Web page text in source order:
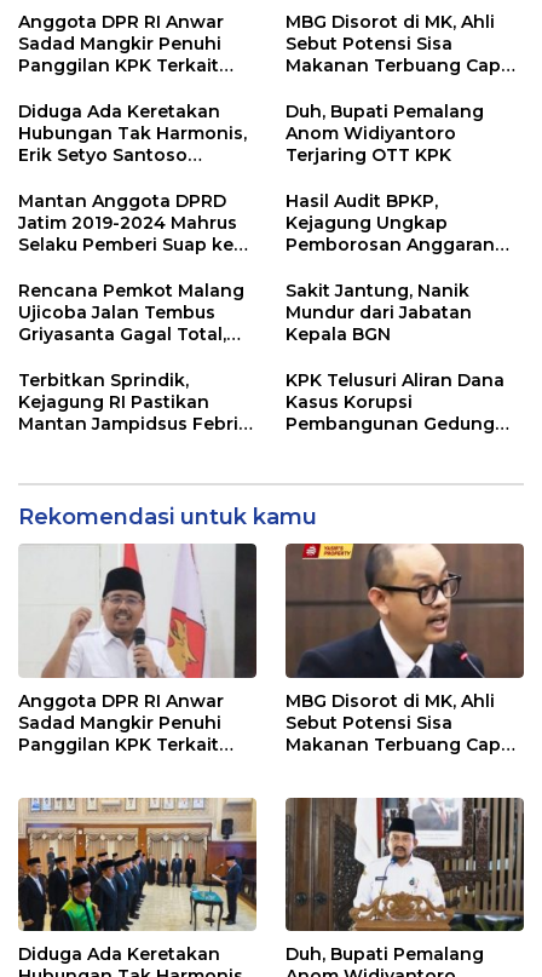
Anggota DPR RI Anwar
Sadad Mangkir Penuhi
Panggilan KPK Terkait
Pemprov Jatim
MBG Disorot di MK, Ahli
Sebut Potensi Sisa
Makanan Terbuang Capai
Diduga Ada Keretakan
Hubungan Tak Harmonis,
Erik Setyo Santoso
Sekda Kota Malang
Duh, Bupati Pemalang
Anom Widiyantoro
Terjaring OTT KPK
Mantan Anggota DPRD
Jatim 2019-2024 Mahrus
Selaku Pemberi Suap ke
Ditahan KPK
Hasil Audit BPKP,
Kejagung Ungkap
Pemborosan Anggaran
Rencana Pemkot Malang
Ujicoba Jalan Tembus
Griyasanta Gagal Total,
Sakit Jantung, Nanik
Mundur dari Jabatan
Kepala BGN
Terbitkan Sprindik,
Kejagung RI Pastikan
Mantan Jampidsus Febri
Korupsi dan TPPU
KPK Telusuri Aliran Dana
Kasus Korupsi
Pembangunan Gedung
Rekomendasi untuk kamu
Anggota DPR RI Anwar
Sadad Mangkir Penuhi
Panggilan KPK Terkait
MBG Disorot di MK, Ahli
Sebut Potensi Sisa
Makanan Terbuang Capai
Diduga Ada Keretakan
Duh, Bupati Pemalang